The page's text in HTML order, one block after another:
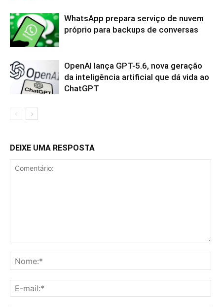
WhatsApp prepara serviço de nuvem
próprio para backups de conversas
OpenAI lança GPT-5.6, nova geração
da inteligência artificial que dá vida ao
ChatGPT
DEIXE UMA RESPOSTA